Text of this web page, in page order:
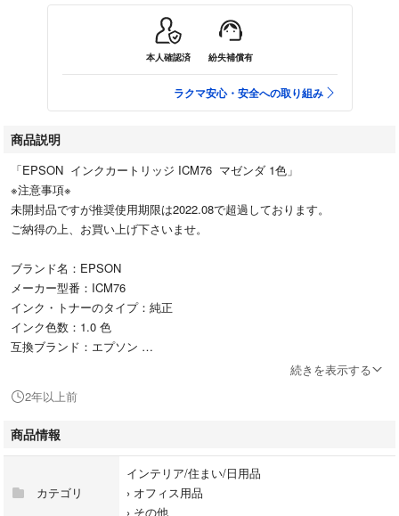
本人確認済 紛失補償有
ラクマ安心・安全への取り組み
商品説明
「EPSON インクカートリッジ ICM76 マゼンダ 1色」
※注意事項※
未開封品ですが推奨使用期限は2022.08で超過しております。
ご納得の上、お買い上げ下さいませ。
ブランド名：EPSON
メーカー型番：ICM76
インク・トナーのタイプ：純正
インク色数：1.0 色
互換ブランド：エプソン
#EPSON
#ICM76
#インテリア/住まい/日用品
続きを表示する
2年以上前
商品情報
カテゴリ
インテリア/住まい/日用品
› オフィス用品
› その他